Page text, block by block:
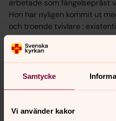
Samtycke
Vi använder kakor
arbetade som fängelsepräst
Hon har nyligen kommit ut
och troende tvivlare :
Ingmar Bergman.
Samtalet arrangeras i
Göteborg